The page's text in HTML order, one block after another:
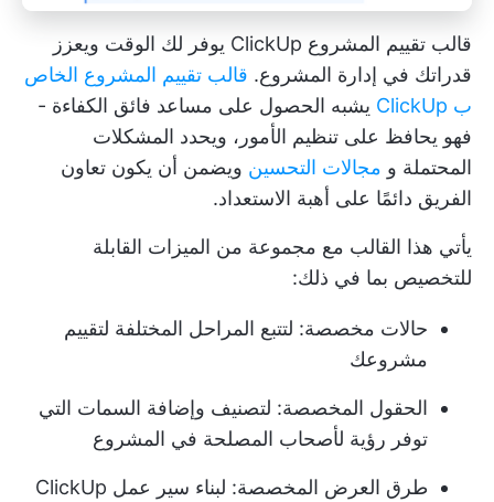
قالب تقييم المشروع ClickUp يوفر لك الوقت ويعزز
قدراتك في إدارة المشروع. قالب تقييم المشروع الخاص
ب ClickUp
يشبه الحصول على مساعد فائق الكفاءة -
فهو يحافظ على تنظيم الأمور، ويحدد المشكلات
المحتملة و مجالات التحسين ويضمن أن يكون تعاون
الفريق دائمًا على أهبة الاستعداد.
يأتي هذا القالب مع مجموعة من الميزات القابلة
للتخصيص بما في ذلك:
حالات مخصصة: لتتبع المراحل المختلفة لتقييم
مشروعك
الحقول المخصصة: لتصنيف وإضافة السمات التي
توفر رؤية لأصحاب المصلحة في المشروع
طرق العرض المخصصة: لبناء سير عمل ClickUp